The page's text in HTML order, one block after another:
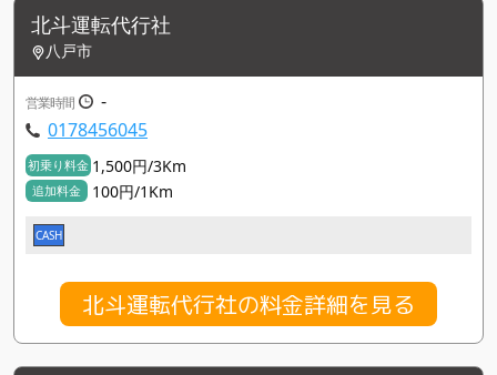
北斗運転代行社
八戸市
営業時間
-
0178456045
初乗り料金 1,500円/3Km
追加料金 100円/1Km
CASH
北斗運転代行社の料金詳細を見る